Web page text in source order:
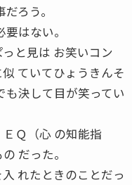
ろう。
はない。
と見は お笑いコン
ていてひょうきんそ
も決して目が笑ってい
Ｑ（心 の知能指
だった。
れたときのことだっ